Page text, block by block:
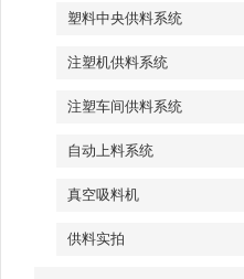
塑料中央供料系统
注塑机供料系统
注塑车间供料系统
自动上料系统
真空吸料机
供料实拍